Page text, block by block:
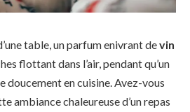
table, un parfum enivrant devin
flottant dans l’air, pendant qu’un
en cuisine. Avez-vous
ambiance chaleureuse d’un repas